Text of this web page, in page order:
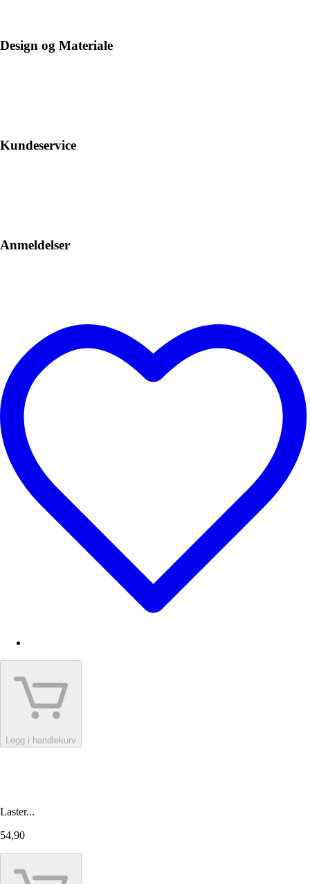
Design og Materiale
Kundeservice
Anmeldelser
Legg i handlekurv
Laster...
54,90